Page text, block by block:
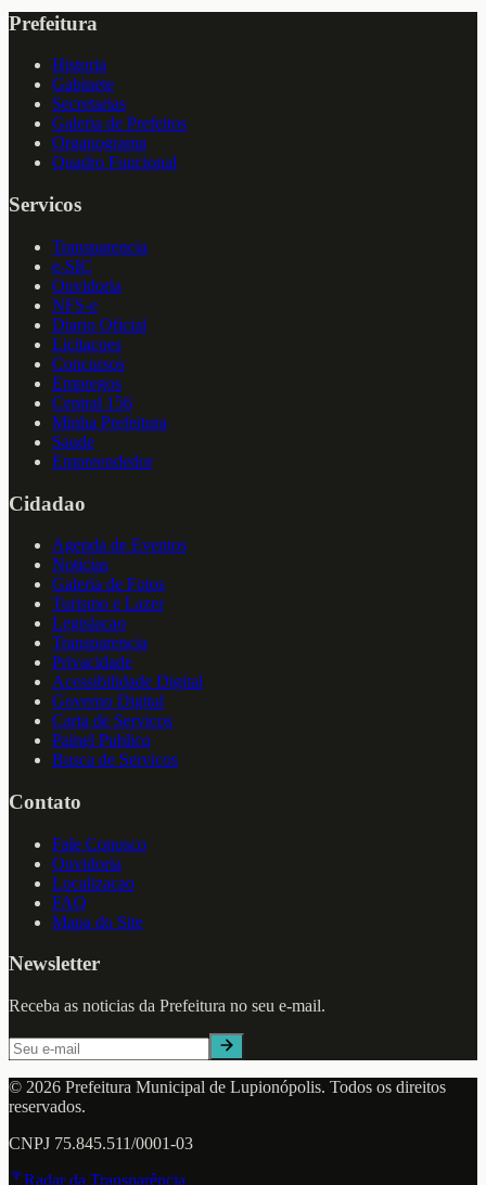
Prefeitura
Historia
Gabinete
Secretarias
Galeria de Prefeitos
Organograma
Quadro Funcional
Servicos
Transparencia
e-SIC
Ouvidoria
NFS-e
Diario Oficial
Licitacoes
Concursos
Empregos
Central 156
Minha Prefeitura
Saude
Empreendedor
Cidadao
Agenda de Eventos
Noticias
Galeria de Fotos
Turismo e Lazer
Legislacao
Transparencia
Privacidade
Acessibilidade Digital
Governo Digital
Carta de Servicos
Painel Publico
Busca de Servicos
Contato
Fale Conosco
Ouvidoria
Localizacao
FAQ
Mapa do Site
Newsletter
Receba as noticias da Prefeitura no seu e-mail.
© 2026 Prefeitura Municipal de Lupionópolis. Todos os direitos
reservados.
CNPJ 75.845.511/0001-03
Radar da Transparência